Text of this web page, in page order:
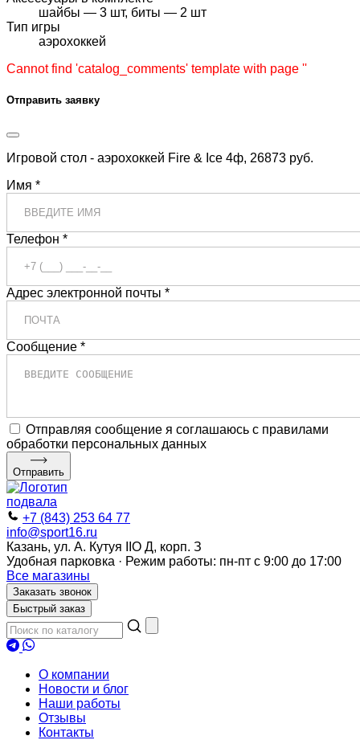
шайбы — 3 шт, биты — 2 шт
Тип игры
аэрохоккей
Cannot find 'catalog_comments' template with page ''
Отправить заявку
Игровой стол - аэрохоккей Fire & Ice 4ф, 26873 руб.
Имя *
Телефон *
Адрес электронной почты *
Сообщение *
Отправляя сообщение я соглашаюсь с правилами
обработки персональных данных
Отправить
+7 (843) 253 64 77
info@sport16.ru
Казань, ул. А. Кутуя IIO Д, корп. З
Удобная парковка · Режим работы: пн-пт с 9:00 до 17:00
Все магазины
Заказать звонок
Быстрый заказ
О компании
Новости и блог
Наши работы
Отзывы
Контакты